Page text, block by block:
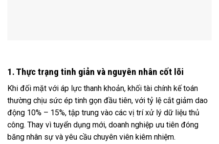
1. Thực trạng tinh giản và nguyên nhân cốt lõi
Khi đối mặt với áp lực thanh khoản, khối tài chính kế toán
thường chịu sức ép tinh gọn đầu tiên, với tỷ lệ cắt giảm dao
động 10% – 15%, tập trung vào các vị trí xử lý dữ liệu thủ
công. Thay vì tuyển dụng mới, doanh nghiệp ưu tiên đóng
băng nhân sự và yêu cầu chuyên viên kiêm nhiệm.